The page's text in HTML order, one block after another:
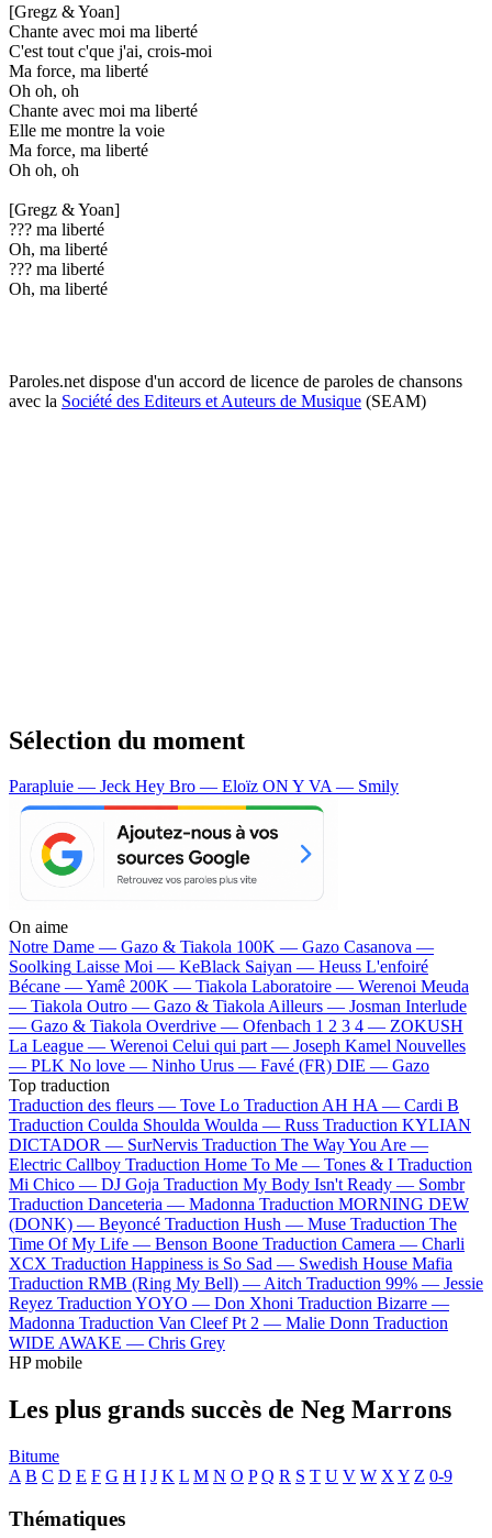
[Gregz & Yoan]
Chante avec moi ma liberté
C'est tout c'que j'ai, crois-moi
Ma force, ma liberté
Oh oh, oh
Chante avec moi ma liberté
Elle me montre la voie
Ma force, ma liberté
Oh oh, oh
[Gregz & Yoan]
??? ma liberté
Oh, ma liberté
??? ma liberté
Oh, ma liberté
Paroles.net dispose d'un accord de licence de paroles de chansons
avec la Société des Editeurs et Auteurs de Musique (SEAM)
Sélection du moment
Parapluie — Jeck Hey Bro — Eloïz ON Y VA — Smily
On aime
Notre Dame — Gazo & Tiakola 100K — Gazo Casanova —
Soolking Laisse Moi — KeBlack Saiyan — Heuss L'enfoiré
Bécane —Yamê 200K — Tiakola Laboratoire — Werenoi Meuda
— Tiakola Outro — Gazo & TiakolaAilleurs — Josman Interlude
— Gazo & Tiakola Overdrive — Ofenbach 1 2 3 4 — ZOKUSH
La League — Werenoi Celui qui part — Joseph Kamel Nouvelles
— PLK No love — Ninho Urus — Favé (FR) DIE — Gazo
Top traduction
Traduction des fleurs — Tove Lo Traduction AH HA — Cardi B
Traduction Coulda Shoulda Woulda — Russ Traduction KYLIAN
DICTADOR — SurNervis Traduction The Way You Are —
Electric Callboy Traduction Home To Me — Tones & I Traduction
Mi Chico — DJ Goja Traduction My Body Isn't Ready — Sombr
Traduction Danceteria — Madonna Traduction MORNING DEW
(DONK) — Beyoncé Traduction Hush — Muse Traduction The
Time Of My Life — Benson Boone Traduction Camera — Charli
XCX Traduction Happiness is So Sad — Swedish House Mafia
Traduction RMB (Ring My Bell) —Aitch Traduction 99% — Jessie
Reyez Traduction YOYO — Don Xhoni Traduction Bizarre —
Madonna Traduction Van Cleef Pt 2 — Malie Donn Traduction
WIDE AWAKE — Chris Grey
HP mobile
Les plus grands succès de Neg Marrons
Bitume
A B C D E F G H I J K L M N O P Q R S T U V W X Y Z 0-9
Thématiques